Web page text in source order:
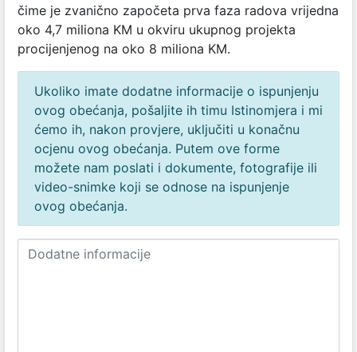
čime je zvanično započeta prva faza radova vrijedna
oko 4,7 miliona KM u okviru ukupnog projekta
procijenjenog na oko 8 miliona KM.
Ukoliko imate dodatne informacije o ispunjenju
ovog obećanja, pošaljite ih timu Istinomjera i mi
ćemo ih, nakon provjere, uključiti u konačnu
ocjenu ovog obećanja. Putem ove forme
možete nam poslati i dokumente, fotografije ili
video-snimke koji se odnose na ispunjenje
ovog obećanja.